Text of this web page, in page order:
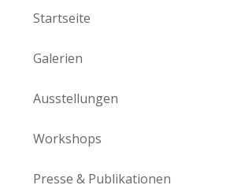
Startseite
Galerien
Ausstellungen
Workshops
Presse & Publikationen